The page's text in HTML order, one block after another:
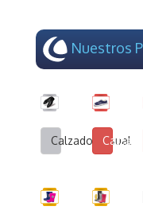
Nuestros
Calzado Casual